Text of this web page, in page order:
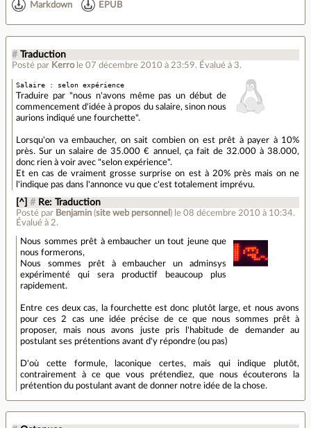
Markdown EPUB
# Traduction
Posté par Kerro le 07 décembre 2010 à 23:59. Évalué à 3.
Salaire : selon expérience
Traduire par "nous n'avons même pas un début de
commencement d'idée à propos du salaire, sinon nous
aurions indiqué une fourchette".
Lorsqu'on va embaucher, on sait combien on est prêt à payer à 10%
près. Sur un salaire de 35.000 € annuel, ça fait de 32.000 à 38.000,
donc rien à voir avec "selon expérience".
Et en cas de vraiment grosse surprise on est à 20% près mais on ne
l'indique pas dans l'annonce vu que c'est totalement imprévu.
[^] # Re: Traduction
Posté par Benjamin (site web personnel ) le 08 décembre 2010 à 10:34.
Évalué à 2.
Nous sommes prêt à embaucher un tout jeune que
nous formerons,
Nous sommes prêt à embaucher un adminsys
expérimenté qui sera productif beaucoup plus
rapidement.
Entre ces deux cas, la fourchette est donc plutôt large, et nous avons
pour ces 2 cas une idée précise de ce que nous sommes prêt à
proposer, mais nous avons juste pris l'habitude de demander au
postulant ses prétentions avant d'y répondre (ou pas)
D'où cette formule, laconique certes, mais qui indique plutôt,
contrairement à ce que vous prétendiez, que nous écouterons la
prétention du postulant avant de donner notre idée de la chose.